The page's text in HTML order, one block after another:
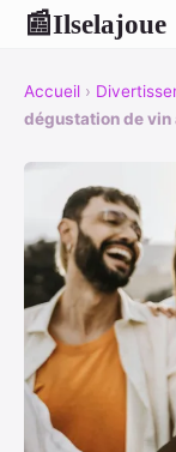
📰Ilselajoue
Accueil ›
dégustation de vin